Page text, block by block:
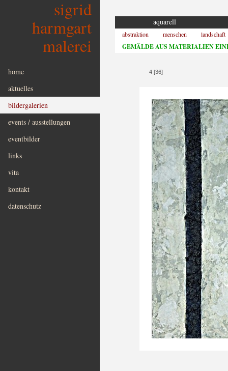
sigrid
harmgart
malerei
home
aktuelles
bildergalerien
events / ausstellungen
eventbilder
links
vita
kontakt
datenschutz
aquarell
abstraktion menschen landschaft
GEMÄLDE AUS MATERIALIEN
4 [36]